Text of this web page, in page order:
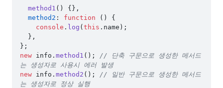
method1 ( ) {},
method2 : function ( ) {
console . log ( this . name );
new info. method1 (); // 단축 구문으로 생성한 메서드
는 생성자로 사용시 에러 발생
new info. method2 (); // 일반 구문으로 생성한 메서드
는 생성자로 정상 실행